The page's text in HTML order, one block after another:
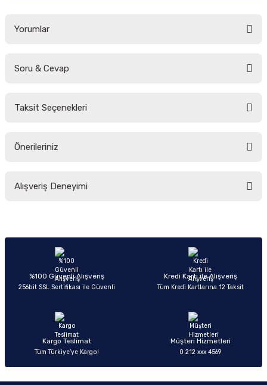
Yorumlar
Soru & Cevap
Taksit Seçenekleri
Önerileriniz
yetersiz gördüğünüz noktaları öneri formunu kullanarak tarafımıza
Ürün açıklamasında eksik bilgiler bulunuyor.
Ürün bilgilerinde hatalar bulunuyor.
Ürün fiyatı diğer sitelerden daha pahalı.
Alışveriş Deneyimi
Sitemize ilk yorumu siz yapın!
%100 Güvenli Alışveriş
256bit SSL Sertifikası ile Güvenli
Kredi Kartı ile Alışveriş
Tüm Kredi Kartlarına 12 Taksit
Kargo Teslimat
Tüm Türkiye’ye Kargo!
Müşteri Hizmetleri
0 212 xxx 4569